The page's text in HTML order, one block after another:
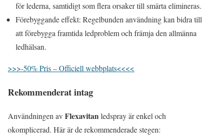
för lederna, samtidigt som flera orsaker till smärta elimineras.
Förebyggande effekt: Regelbunden användning kan bidra till
att förebygga framtida ledproblem och främja den allmänna
ledhälsan.
>>>-50% Pris – Officiell webbplats<<<<
Rekommenderat intag
Användningen avFlexavitanledspray är enkel och
okomplicerad. Här är de rekommenderade stegen: